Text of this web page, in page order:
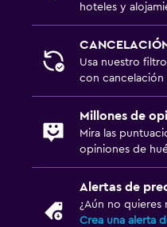
hoteles y
Usa nuestro
con cancelación
Millones de
Mira las
opiniones de
Alertas de
¿Aún no quieres
Crea una alerta